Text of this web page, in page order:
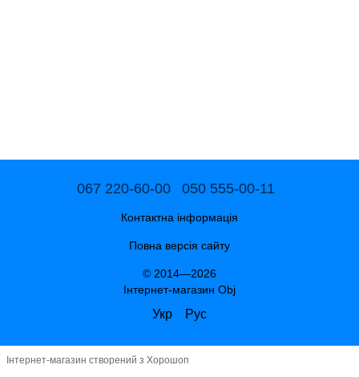
067 220-60-00 050 555-00-11
Контактна інформація
Повна версія сайту
© 2014—2026
Інтернет-магазин Obj
Укр Рус
Інтернет-магазин створений з Хорошоп